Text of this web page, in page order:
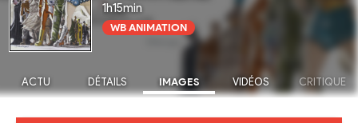
1h15min
WB ANIMATION
ACTU DÉTAILS IMAGES VIDÉOS CRITIQUE